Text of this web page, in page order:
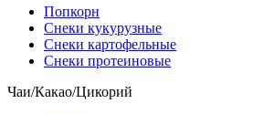
Попкорн
Снеки кукурузные
Снеки картофельные
Снеки протеиновые
Чаи/Какао/Цикорий